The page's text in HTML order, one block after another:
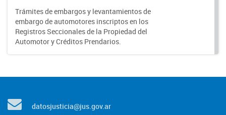
Trámites de embargos y levantamientos de
embargo de automotores inscriptos en los
Registros Seccionales de la Propiedad del
Automotor y Créditos Prendarios.
datosjusticia@jus.gov.ar